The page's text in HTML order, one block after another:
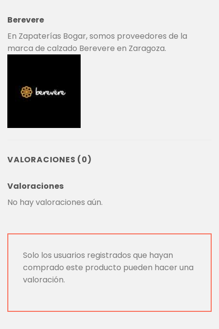
Berevere
En Zapaterías Bogar, somos proveedores de la
marca de calzado Berevere en Zaragoza.
VALORACIONES (0)
Valoraciones
No hay valoraciones aún.
Solo los usuarios registrados que hayan
comprado este producto pueden hacer una
valoración.